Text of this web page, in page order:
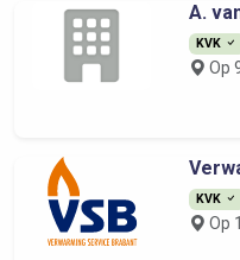
A.
KVK
Op
KVK
Op